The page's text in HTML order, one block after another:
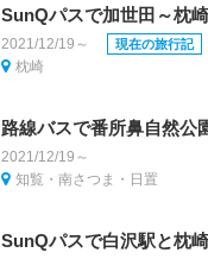
SunQパスで加世田～枕
2021/12/19～ 現在の旅行記
枕崎
路線バスで番所鼻自然公
2021/12/19～
知覧・南さつま・日置
SunQパスで白沢駅と枕